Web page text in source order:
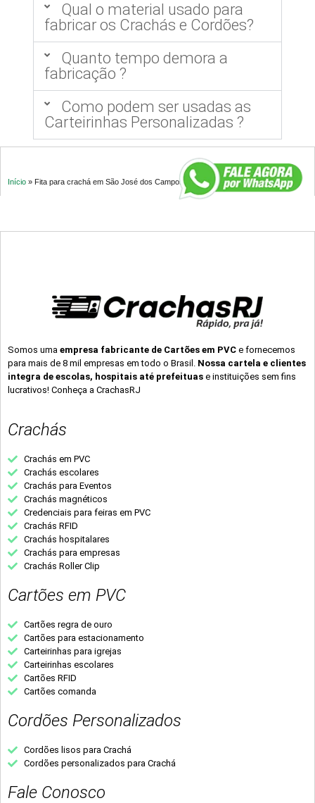
Qual o material usado para
fabricar os Crachás e Cordões?
Quanto tempo demora a
fabricação ?
Como podem ser usadas as
Carteirinhas Personalizadas ?
Início » Fita para crachá em São José dos Campos – SP
Somos uma empresa fabricante de Cartões em PVC e fornecemos
para mais de 8 mil empresas em todo o Brasil. Nossa cartela e clientes
integra de escolas, hospitais até prefeituas e instituições sem fins
lucrativos! Conheça a CrachasRJ
Crachás
Crachás em PVC
Crachás escolares
Crachás para Eventos
Crachás magnéticos
Credenciais para feiras em PVC
Crachás RFID
Crachás hospitalares
Crachás para empresas
Crachás Roller Clip
Cartões em PVC
Cartões regra de ouro
Cartões para estacionamento
Carteirinhas para igrejas
Carteirinhas escolares
Cartões RFID
Cartões comanda
Cordões Personalizados
Cordões lisos para Crachá
Cordões personalizados para Crachá
Fale Conosco